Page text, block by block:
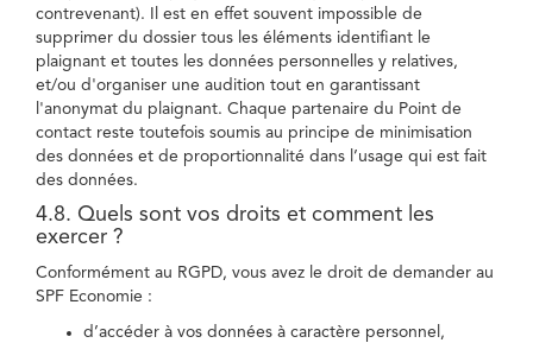
contrevenant). Il est en effet souvent impossible de
supprimer du dossier tous les éléments identifiant le
plaignant et toutes les données personnelles y relatives,
et/ou d'organiser une audition tout en garantissant
l'anonymat du plaignant. Chaque partenaire du Point de
contact reste toutefois soumis au principe de minimisation
des données et de proportionnalité dans l’usage qui est fait
des données.
4.8. Quels sont vos droits et comment les
exercer ?
Conformément au RGPD, vous avez le droit de demander au
SPF Economie :
d’accéder à vos données à caractère personnel,